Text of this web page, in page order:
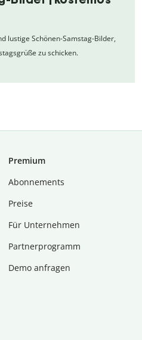
lustige Schönen-Samstag-Bilder,
zu schicken.
Premium
Abon­ne­ments
Preise
Für Unternehmen
Partnerprogramm
Demo anfragen